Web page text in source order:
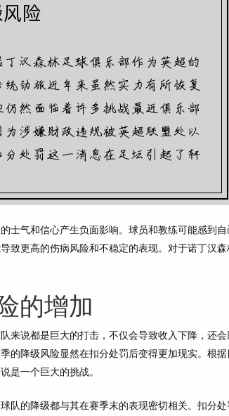
士气和信心产生负面影响。球员和教练可能感到
致更高的伤病风险和不稳定的表现。对于诺丁汉
的增加
来说都是巨大的打击，不仅会导致收入下降，还
的降级风险显然在扣分处罚后变得更加现实。根
是一个巨大的挑战。
队的降级都与其在赛季末的表现密切相关。扣分